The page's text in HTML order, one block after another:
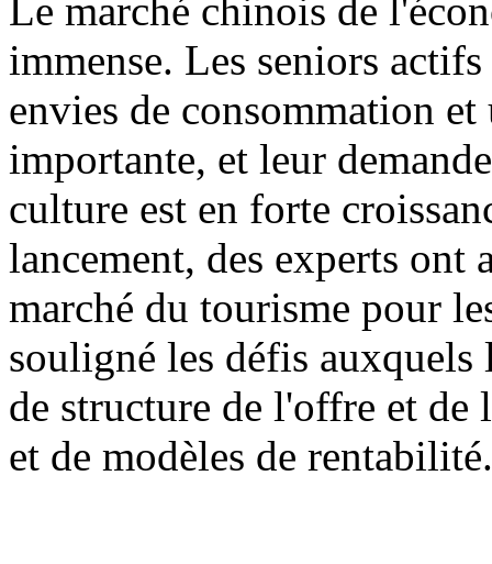
Le marché chinois de
immense. Les seniors
envies de consommation
importante, et leur
culture est en forte
lancement, des experts ont
marché du tourisme pour
souligné les défis auxquels
de structure de l'offre et
et de modèles de rentabilité.